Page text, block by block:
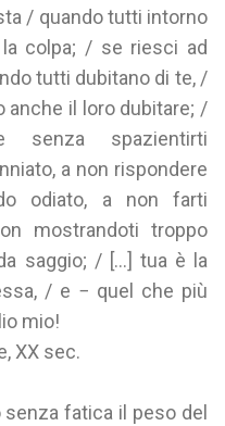
/ quando tutti intorno
colpa; / se riesci ad
tutti dubitano di te, /
anche il loro dubitare; /
spazientirti
a non rispondere
odiato, a non farti
mostrandoti troppo
saggio; / [...] tua è la
/ e − quel che più
mio!
XX sec.
fatica il peso del